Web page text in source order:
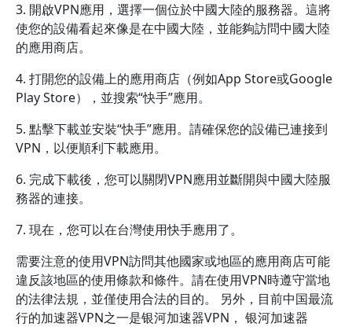
3. 開啟VPN應用，選擇一個位於中國大陸的服務器。這將
使您的設備看起來像是在中國大陸，並能夠訪問中國大陸
的應用商店。
4. 打開您的設備上的應用商店（例如App Store或Google
Play Store），並搜索“快手”應用。
5. 點擊下載並安裝“快手”應用。請確保您的設備已連接到
VPN，以便順利下載應用。
6. 完成下載後，您可以關閉VPN應用並斷開與中國大陸服
務器的連接。
7. 現在，您可以在台灣使用快手應用了。
需要注意的使用VPN訪問其他國家或地區的應用商店可能
違反該地區的使用條款和條件。請在使用VPN時遵守當地
的法律法規，並僅使用合法的目的。 另外，目前中国最流
行的加速器VPN之一是银河加速器VPN， 银河加速器